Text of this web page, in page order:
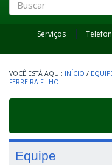
Serviços
INÍCIO /
FERREIRA FILHO
Equipe